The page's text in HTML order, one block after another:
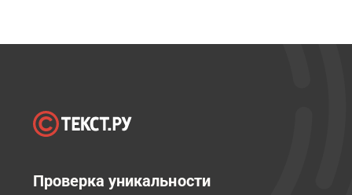
Проверка уникальности